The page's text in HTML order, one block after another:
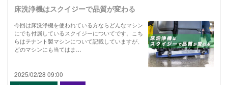
床洗浄機はスクイジーで品質が変わる
今回は床洗浄機を使われている方ならどんなマシン
にでも付属しているスクイジーについてです。こち
らはテナント製マシンについて記載していますが、
どのマシンにも当てはま…
2025/02/28 09:00